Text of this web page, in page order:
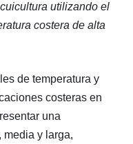
utilizando el
costera de alta
de temperatura y
costeras en
una
media y larga,